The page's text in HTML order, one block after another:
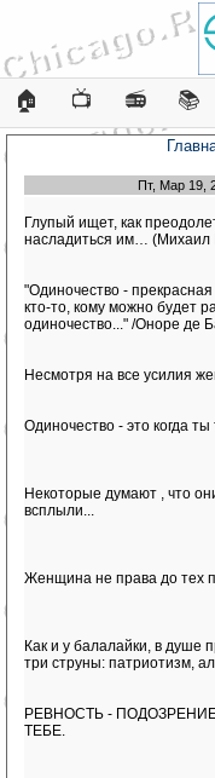
🏠 📺 📻 📚
Пт, Мар 19,
Глупый ищет, как
насладиться им… (Михаил
"Одиночество -
кто-то, кому можно будет
одиночество..." /Оноре де
Несмотря на все усилия
Одиночество - это когда
Некоторые думают , что
всплыли...
Женщина не права до тех
Как и у балалайки, в душе
три струны: патриотизм,
РЕВНОСТЬ -
ТЕБЕ.